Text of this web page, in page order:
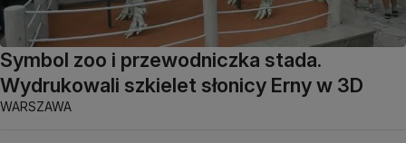
Symbol zoo i przewodniczka stada.
Wydrukowali szkielet słonicy Erny w 3D
WARSZAWA